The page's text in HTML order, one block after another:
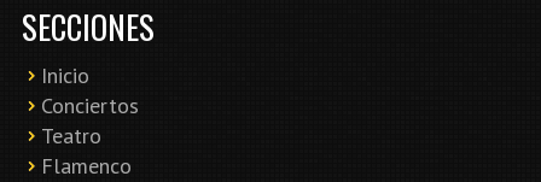
SECCIONES
Inicio
Conciertos
Teatro
Flamenco